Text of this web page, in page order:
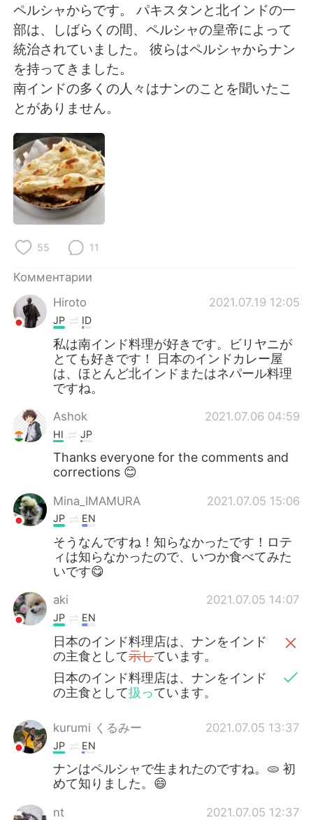
ペルシャからです。 パキスタンと北インドの一
部は、しばらくの間、ペルシャの皇帝によって
統治されていました。 彼らはペルシャからナン
を持ってきました。
南インドの多くの人々はナンのことを聞いたこ
とがありません。
55 11
Комментарии
Hiroto
2021.07.19 12:05
JP ID
私は南インド料理が好きです。ビリヤニが
とても好きです！ 日本のインドカレー屋
は、ほとんど北インドまたはネパール料理
ですね。
Ashok 2021.07.06 04:59
HI JP
Thanks everyone for the comments and
corrections 😊
Mina_IMAMURA 2021.07.05 15:06
JP EN
そうなんですね！知らなかったです！ロテ
ィは知らなかったので、いつか食べてみた
いです😋
aki 2021.07.05 14:07
JP EN
日本のインド料理店は、ナンをインド
の主食として示しています。
日本のインド料理店は、ナンをインド
の主食として扱っています。
kurumi くるみー 2021.07.05 13:37
JP EN
ナンはペルシャで生まれたのですね。🫓 初
めて知りました。😄
nt 2021.07.05 12:37